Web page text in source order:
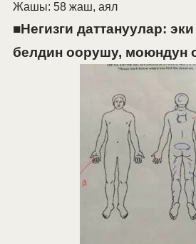
Жашы: 58 жаш, аял
■Негизги даттануулар:
белдин оорушу, моюндун